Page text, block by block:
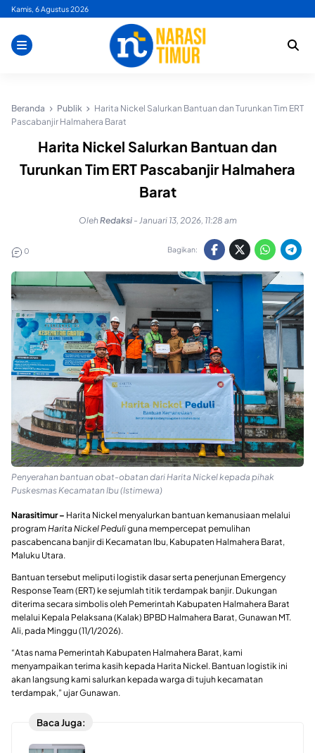
Skip
content
Kamis, 6 Agustus 2026
Beranda Publik
Harita Nickel Salurkan Bantuan dan Turunkan Tim ERT
Pascabanjir Halmahera Barat
Harita Nickel Salurkan Bantuan dan
Turunkan Tim ERT Pascabanjir Halmahera
Barat
OlehRedaksi - Januari 13, 2026, 11:28 am
0 Bagikan:
Penyerahan bantuan obat-obatan dari Harita Nickel kepada pihak
Puskesmas Kecamatan Ibu (Istimewa)
Narasitimur – Harita Nickel menyalurkan bantuan kemanusiaan melalui
programHarita Nickel Peduliguna mempercepat pemulihan
pascabencana banjir di Kecamatan Ibu, Kabupaten Halmahera Barat,
Maluku Utara.
Bantuan tersebut meliputi logistik dasar serta penerjunan Emergency
Response Team (ERT) ke sejumlah titik terdampak banjir. Dukungan
diterima secara simbolis oleh Pemerintah Kabupaten Halmahera Barat
melalui Kepala Pelaksana (Kalak) BPBD Halmahera Barat, Gunawan MT.
Ali, pada Minggu (11/1/2026).
“Atas nama Pemerintah Kabupaten Halmahera Barat, kami
menyampaikan terima kasih kepada Harita Nickel. Bantuan logistik ini
akan langsung kami salurkan kepada warga di tujuh kecamatan
terdampak,” ujar Gunawan.
Baca Juga: